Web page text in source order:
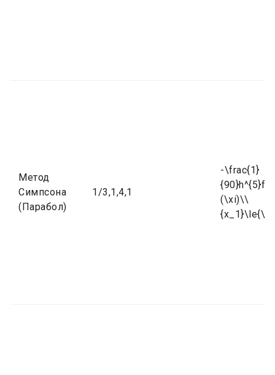
Метод
Симпсона
(Парабол)
1/3,1,4,1
-\frac{1}
(\xi)\\